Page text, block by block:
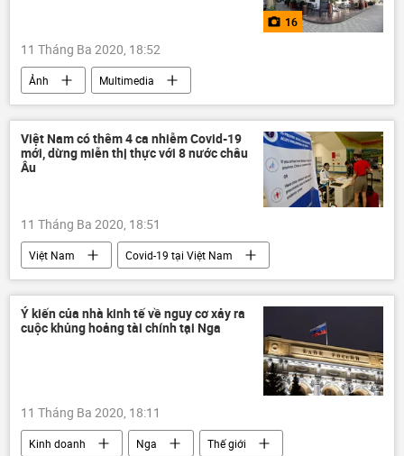
16
11 Tháng Ba 2020, 18:52
Ảnh Multimedia
Việt Nam có thêm 4 ca nhiễm Covid-19
mới, dừng miễn thị thực với 8 nước châu
Âu
11 Tháng Ba 2020, 18:51
Việt Nam Covid-19 tại Việt Nam
Ý kiến của nhà kinh tế về nguy cơ xảy ra
cuộc khủng hoảng tài chính tại Nga
11 Tháng Ba 2020, 18:11
Kinh doanh Nga
Thế giới